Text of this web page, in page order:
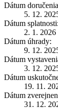
Dátum
5. 12.
Dátum splatnosti:
2. 1. 2026
Dátum úhrady:
9. 12.
Dátum
3. 12.
Dátum
19. 11.
Dátum
31. 12.